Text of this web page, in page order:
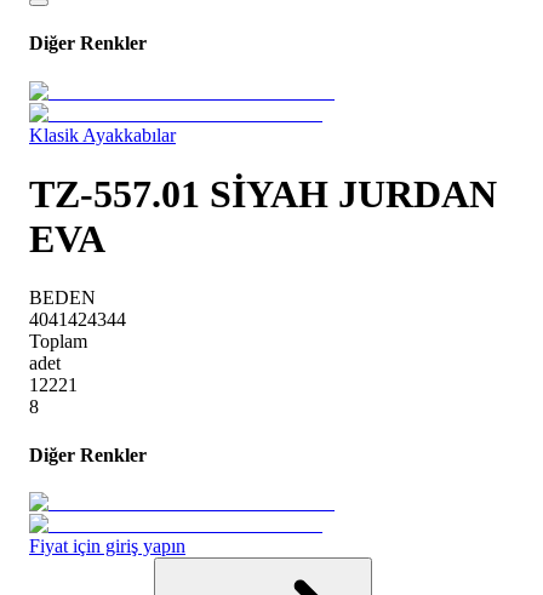
Diğer Renkler
Klasik Ayakkabılar
TZ-557.01 SİYAH JURDAN
EVA
BEDEN
4041424344
Toplam
adet
12221
8
Diğer Renkler
Fiyat için giriş yapın